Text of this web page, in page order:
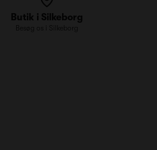
Butik i Silkeborg
Besøg os i Silkeborg